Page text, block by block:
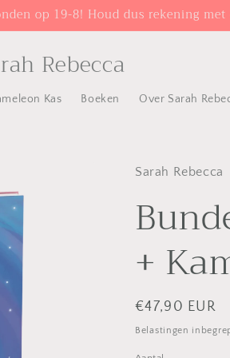
op 19-8! Houd dus rekening
Rebecca
Kas Boeken Over Sarah
Sarah Rebecca
+
Normale
prijs
€47,90 EUR
Belastingen